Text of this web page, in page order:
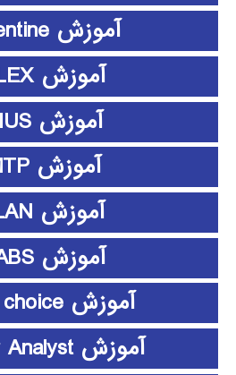
آموزش clementine
آموزش CPLEX
آموزش EDIUS
آموزش EMTP
آموزش ePLAN
آموزش ETABS
آموزش expert choice
آموزش Frontier Analyst